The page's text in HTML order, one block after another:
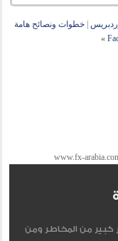
|خطوات ونصائح هامة
»
كبير من المخاطر ومن